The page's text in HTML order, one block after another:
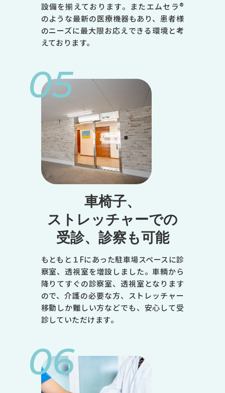
トップページ
当院について
エムセラについて
マイシグナルについて
男性不妊・精液検査
よくある質問
オンライン診療のご案内
●
●
●
●
-
●
-
※受付は終了時間の30分前です 休診日／日曜日、祝日
月
水
木
金
9:00～12:30
●
設備を揃えております。またエムセラ®
のような最新の医療機器もあり、患者様
のニーズに最大限お応えできる環境と考
えております。
05
車椅子、
ストレッチャーでの
受診、診察も可能
もともと１Fにあった駐車場スペースに診
察室、透視室を増設しました。車輌から
降りてすぐの診察室、透視室となります
ので、介護の必要な方、ストレッチャー
移動しか難しい方などでも、安心して受
診していただけます。
06